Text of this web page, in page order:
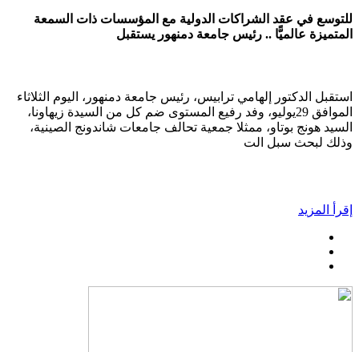
للتوسع في عقد الشراكات الدولية مع المؤسسات ذات السمعة
المتميزة عالميًّا .. رئيس جامعة دمنهور يستقبل
استقبل الدكتور إلهامي ترابيس، رئيس جامعة دمنهور، اليوم الثلاثاء
الموافق 29يوليو، وفد رفيع المستوى ضم كل من السيدة زيهاونا،
السيد هونج بوتاو، ممثلا جمعية تحالف جامعات شاندونج الصينية،
وذلك لبحث سبل الت
إقرأ المزيد